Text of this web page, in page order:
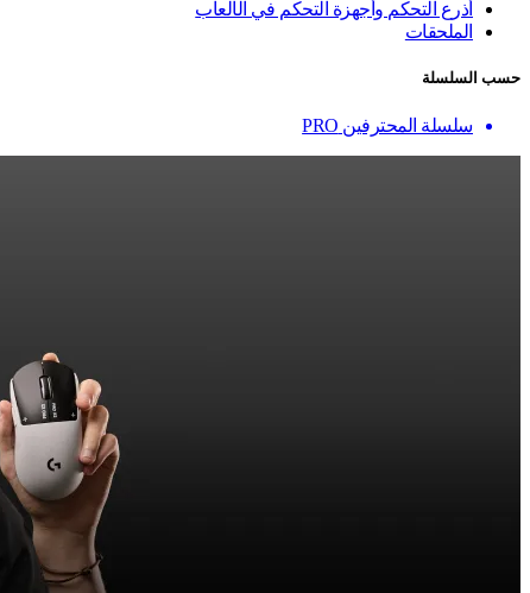
أذرع التحكم وأجهزة التحكم في الألعاب
الملحقات
حسب السلسلة
سلسلة المحترفين PRO